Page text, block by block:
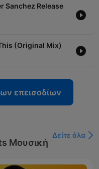
Sanchez Release
(Original Mix)
επεισοδίων
Μουσική
Δείτε όλα